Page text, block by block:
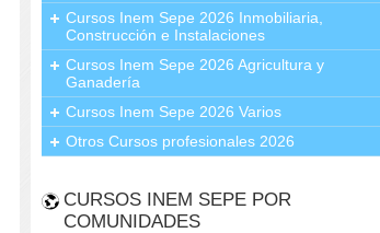
Cursos Inem Sepe 2026 Inmobiliaria,
Construcción e Instalaciones
Cursos Inem Sepe 2026 Agricultura y
Ganadería
Cursos Inem Sepe 2026 Varios
Otros Cursos profesionales 2026
CURSOS INEM SEPE POR
COMUNIDADES